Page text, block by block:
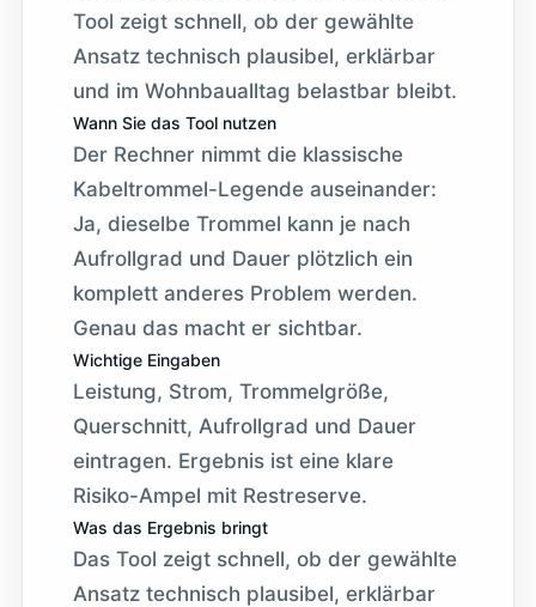
Tool zeigt schnell, ob der gewählte
Ansatz technisch plausibel, erklärbar
und im Wohnbaualltag belastbar bleibt.
Wann Sie das Tool nutzen
Der Rechner nimmt die klassische
Kabeltrommel-Legende auseinander:
Ja, dieselbe Trommel kann je nach
Aufrollgrad und Dauer plötzlich ein
komplett anderes Problem werden.
Genau das macht er sichtbar.
Wichtige Eingaben
Leistung, Strom, Trommelgröße,
Querschnitt, Aufrollgrad und Dauer
eintragen. Ergebnis ist eine klare
Risiko-Ampel mit Restreserve.
Was das Ergebnis bringt
Das Tool zeigt schnell, ob der gewählte
Ansatz technisch plausibel, erklärbar